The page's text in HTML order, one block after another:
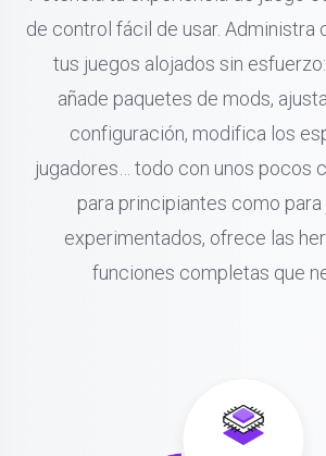
de control fácil de usar. Administra
tus juegos alojados sin
añade paquetes de mods,
configuración, modifica los
jugadores… todo con unos pocos
para principiantes como
experimentados, ofrece las
funciones completas que